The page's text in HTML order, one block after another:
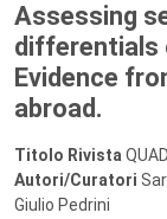
Assessing
differentials
Evidence
abroad.
Titolo Rivista
Autori/Curatori
Giulio Pedrini